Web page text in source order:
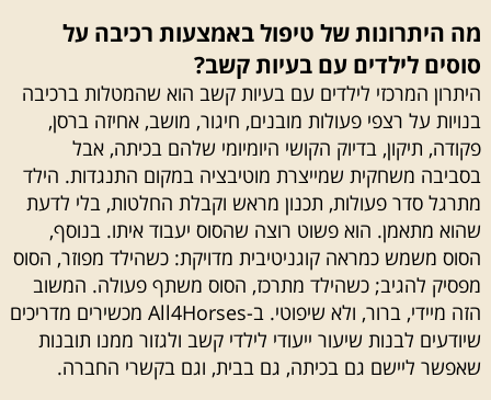
מה היתרונות של טיפול באמצעות רכיבה על
סוסים לילדים עם בעיות קשב?
היתרון המרכזי לילדים עם בעיות קשב הוא שהמטלות ברכיבה
בנויות על רצפי פעולות מובנים, חיגור, מושב, אחיזה ברסן,
פקודה, תיקון, בדיוק הקושי היומיומי שלהם בכיתה, אבל
בסביבה משחקית שמייצרת מוטיבציה במקום התנגדות. הילד
מתרגל סדר פעולות, תכנון מראש וקבלת החלטות, בלי לדעת
שהוא מתאמן. הוא פשוט רוצה שהסוס יעבוד איתו. בנוסף,
הסוס משמש כמראה קוגניטיבית מדויקת: כשהילד מפוזר, הסוס
מפסיק להגיב; כשהילד מתרכז, הסוס משתף פעולה. המשוב
הזה מיידי, ברור, ולא שיפוטי. ב-All4Horses מכשירים מדריכים
שיודעים לבנות שיעור ייעודי לילדי קשב ולגזור ממנו תובנות
שאפשר ליישם גם בכיתה, גם בבית, וגם בקשרי החברה.